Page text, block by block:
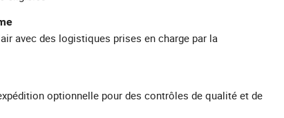
avec des logistiques prises en charge par la
optionnelle pour des contrôles de qualité et de